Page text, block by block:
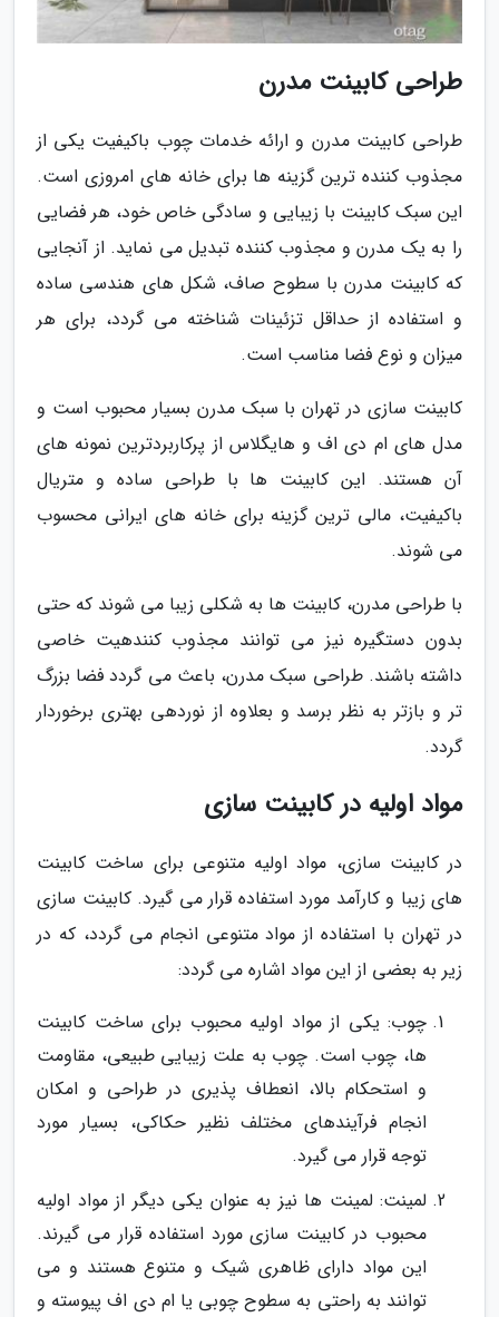
طراحی کابینت مدرن
طراحی کابینت مدرن و ارائه خدمات چوب باکیفیت یکی از
مجذوب کننده ترین گزینه ها برای خانه های امروزی است.
این سبک کابینت با زیبایی و سادگی خاص خود، هر فضایی
را به یک مدرن و مجذوب کننده تبدیل می نماید. از آنجایی
که کابینت مدرن با سطوح صاف، شکل های هندسی ساده
و استفاده از حداقل تزئینات شناخته می گردد، برای هر
میزان و نوع فضا مناسب است.
کابینت سازی در تهران با سبک مدرن بسیار محبوب است و
مدل های ام دی اف و هایگلاس از پرکاربردترین نمونه های
آن هستند. این کابینت ها با طراحی ساده و متریال
باکیفیت، مالی ترین گزینه برای خانه های ایرانی محسوب
می شوند.
با طراحی مدرن، کابینت ها به شکلی زیبا می شوند که حتی
بدون دستگیره نیز می توانند مجذوب کنندهیت خاصی
داشته باشند. طراحی سبک مدرن، باعث می گردد فضا بزرگ
تر و بازتر به نظر برسد و بعلاوه از نوردهی بهتری برخوردار
گردد.
مواد اولیه در کابینت سازی
در کابینت سازی، مواد اولیه متنوعی برای ساخت کابینت
های زیبا و کارآمد مورد استفاده قرار می گیرد. کابینت سازی
در تهران با استفاده از مواد متنوعی انجام می گردد، که در
زیر به بعضی از این مواد اشاره می گردد:
چوب: یکی از مواد اولیه محبوب برای ساخت کابینت
ها، چوب است. چوب به علت زیبایی طبیعی، مقاومت
و استحکام بالا، انعطاف پذیری در طراحی و امکان
انجام فرآیندهای مختلف نظیر حکاکی، بسیار مورد
توجه قرار می گیرد.
لمینت: لمینت ها نیز به عنوان یکی دیگر از مواد اولیه
محبوب در کابینت سازی مورد استفاده قرار می گیرند.
این مواد دارای ظاهری شیک و متنوع هستند و می
توانند به راحتی به سطوح چوبی یا ام دی اف پیوسته و